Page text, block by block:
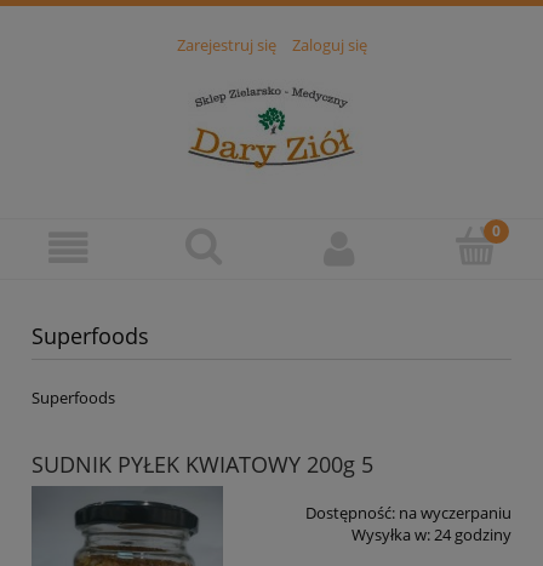
Zarejestruj się Zaloguj się
Superfoods
Superfoods
SUDNIK PYŁEK KWIATOWY 200g 5
Dostępność: na wyczerpaniu
Wysyłka w:24 godziny